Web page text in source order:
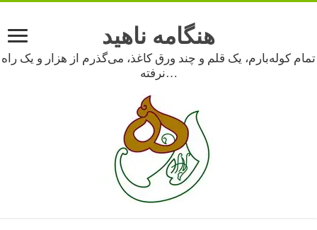
هنگامه ناهید
تمام کوله‌بارم، یک قلم و چند ورق کاغذ، می‌گذرم از هزار و یک راه
نرفته…